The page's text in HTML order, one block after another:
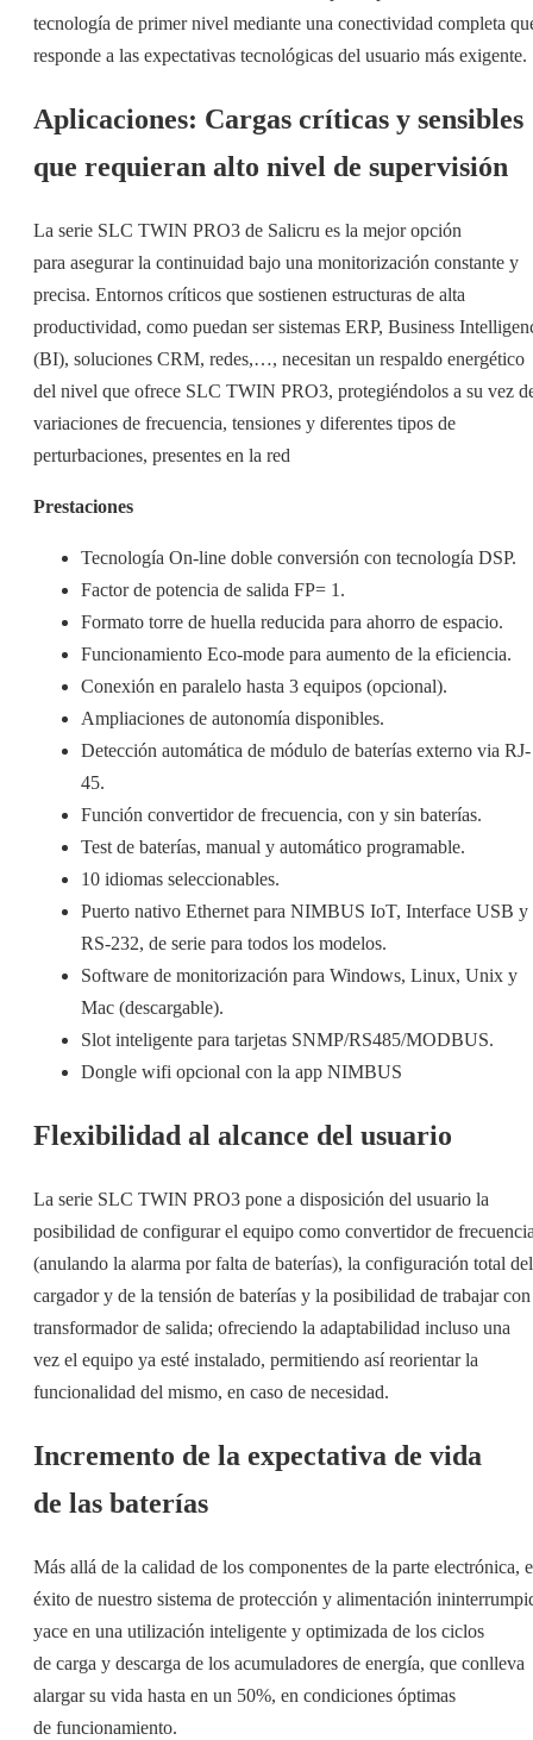
tecnología de primer nivel mediante una conectividad completa
responde a las expectativas tecnológicas del usuario más exigente.
Aplicaciones: Cargas críticas y sensibles
que requieran alto nivel de supervisión
La serie SLC TWIN PRO3 de Salicru es la mejor opción
para asegurar la continuidad bajo una monitorización constante y
precisa. Entornos críticos que sostienen estructuras de alta
productividad, como puedan ser sistemas ERP, Business
(BI), soluciones CRM, redes,…, necesitan un respaldo energético
del nivel que ofrece SLC TWIN PRO3, protegiéndolos a su vez
variaciones de frecuencia, tensiones y diferentes tipos de
perturbaciones, presentes en la red
Prestaciones
Tecnología On-line doble conversión con tecnología DSP.
Factor de potencia de salida FP= 1.
Formato torre de huella reducida para ahorro de espacio.
Funcionamiento Eco-mode para aumento de la eficiencia.
Conexión en paralelo hasta 3 equipos (opcional).
Ampliaciones de autonomía disponibles.
Detección automática de módulo de baterías externo via RJ-
45.
Función convertidor de frecuencia, con y sin baterías.
Test de baterías, manual y automático programable.
10 idiomas seleccionables.
Puerto nativo Ethernet para NIMBUS IoT, Interface USB y
RS-232, de serie para todos los modelos.
Software de monitorización para Windows, Linux, Unix y
Mac (descargable).
Slot inteligente para tarjetas SNMP/RS485/MODBUS.
Dongle wifi opcional con la app NIMBUS
Flexibilidad al alcance del usuario
La serie SLC TWIN PRO3 pone a disposición del usuario la
posibilidad de configurar el equipo como convertidor de
(anulando la alarma por falta de baterías), la configuración total del
cargador y de la tensión de baterías y la posibilidad de trabajar con
transformador de salida; ofreciendo la adaptabilidad incluso una
vez el equipo ya esté instalado, permitiendo así reorientar la
funcionalidad del mismo, en caso de necesidad.
Incremento de la expectativa de vida
de las baterías
Más allá de la calidad de los componentes de la parte electrónica,
éxito de nuestro sistema de protección y alimentación
yace en una utilización inteligente y optimizada de los ciclos
de carga y descarga de los acumuladores de energía, que conlleva
alargar su vida hasta en un 50%, en condiciones óptimas
de funcionamiento.